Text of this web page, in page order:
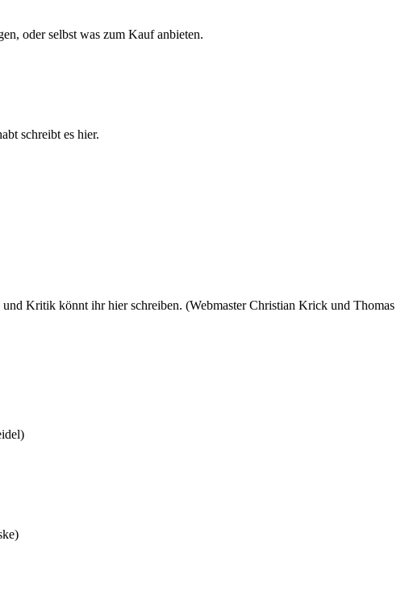
oder selbst was zum Kauf anbieten.
schreibt es hier.
Kritik könnt ihr hier schreiben. (Webmaster Christian Krick und Thomas